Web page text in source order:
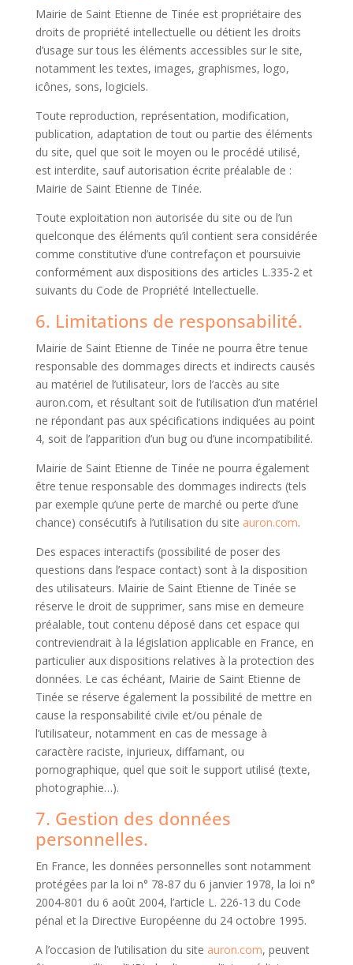
Mairie de Saint Etienne de Tinée est propriétaire des
droits de propriété intellectuelle ou détient les droits
d’usage sur tous les éléments accessibles sur le site,
notamment les textes, images, graphismes, logo,
icônes, sons, logiciels.
Toute reproduction, représentation, modification,
publication, adaptation de tout ou partie des éléments
du site, quel que soit le moyen ou le procédé utilisé,
est interdite, sauf autorisation écrite préalable de :
Mairie de Saint Etienne de Tinée.
Toute exploitation non autorisée du site ou de l’un
quelconque des éléments qu’il contient sera considérée
comme constitutive d’une contrefaçon et poursuivie
conformément aux dispositions des articles L.335-2 et
suivants du Code de Propriété Intellectuelle.
6. Limitations de responsabilité.
Mairie de Saint Etienne de Tinée ne pourra être tenue
responsable des dommages directs et indirects causés
au matériel de l’utilisateur, lors de l’accès au site
auron.com, et résultant soit de l’utilisation d’un matériel
ne répondant pas aux spécifications indiquées au point
4, soit de l’apparition d’un bug ou d’une incompatibilité.
Mairie de Saint Etienne de Tinée ne pourra également
être tenue responsable des dommages indirects (tels
par exemple qu’une perte de marché ou perte d’une
chance) consécutifs à l’utilisation du site auron.com.
Des espaces interactifs (possibilité de poser des
questions dans l’espace contact) sont à la disposition
des utilisateurs. Mairie de Saint Etienne de Tinée se
réserve le droit de supprimer, sans mise en demeure
préalable, tout contenu déposé dans cet espace qui
contreviendrait à la législation applicable en France, en
particulier aux dispositions relatives à la protection des
données. Le cas échéant, Mairie de Saint Etienne de
Tinée se réserve également la possibilité de mettre en
cause la responsabilité civile et/ou pénale de
l’utilisateur, notamment en cas de message à
caractère raciste, injurieux, diffamant, ou
pornographique, quel que soit le support utilisé (texte,
photographie…).
7. Gestion des données
personnelles.
En France, les données personnelles sont notamment
protégées par la loi n° 78-87 du 6 janvier 1978, la loi n°
2004-801 du 6 août 2004, l’article L. 226-13 du Code
pénal et la Directive Européenne du 24 octobre 1995.
A l’occasion de l’utilisation du site auron.com, peuvent